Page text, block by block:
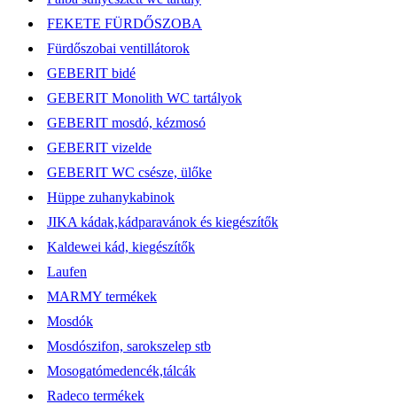
FEKETE FÜRDŐSZOBA
Fürdőszobai ventillátorok
GEBERIT bidé
GEBERIT Monolith WC tartályok
GEBERIT mosdó, kézmosó
GEBERIT vizelde
GEBERIT WC csésze, ülőke
Hüppe zuhanykabinok
JIKA kádak,kádparavánok és kiegészítők
Kaldewei kád, kiegészítők
Laufen
MARMY termékek
Mosdók
Mosdószifon, sarokszelep stb
Mosogatómedencék,tálcák
Radeco termékek